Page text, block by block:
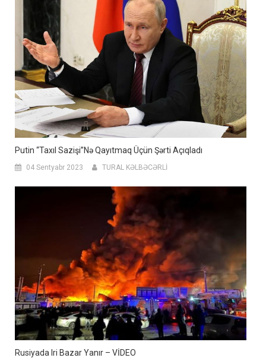
Putin “Taxıl Sazişi”nə Qayıtmaq Üçün Şərti Açıqladı
04 Sentyabr 2023 TURAL KƏLBƏCƏRLİ
​Rusiyada Iri Bazar Yanır – VİDEO